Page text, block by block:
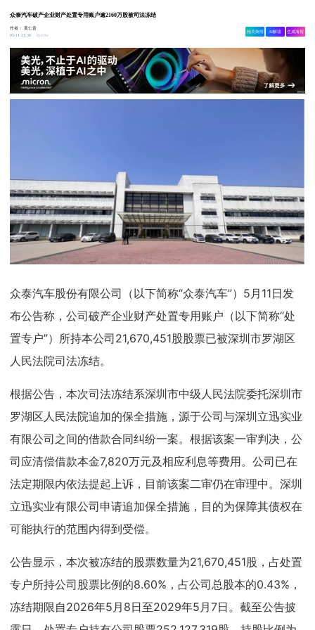
众泰汽车破产企业财产处置专用账户逾2160万股被司法冻结
作者：黄仁贵
05-11 21:38
1.8w
相关舆情 AI解读 生成海报
众泰汽车股份有限公司（以下简称“众泰汽车”）5月11日发
布公告称，公司破产企业财产处置专用账户（以下简称“处
置专户”）所持本公司21,670,451股股票已被深圳市罗湖区
人民法院司法冻结。
根据公告，本次司法冻结系深圳市中级人民法院委托深圳市
罗湖区人民法院追加的保全措施，源于公司与深圳立迅实业
有限公司之间的借款合同纠纷一案。根据该案一审判决，公
司应清偿借款本金7,820万元及相应利息等费用。公司已在
法定期限内依法提起上诉，目前该案二审仍在审理中。深圳
立迅实业有限公司申请追加保全措施，目的为保障其债权在
可能执行的范围内得到受偿。
公告显示，本次被冻结的股票数量为21,670,451股，占处置
专户所持公司股票比例的8.60%，占公司总股本的0.43%，
冻结期限自2026年5月8日至2029年5月7日。截至公告披